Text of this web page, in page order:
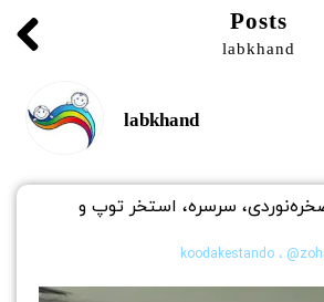
Posts
labkhand
labkhand
سرسره، استخر توپ و
،